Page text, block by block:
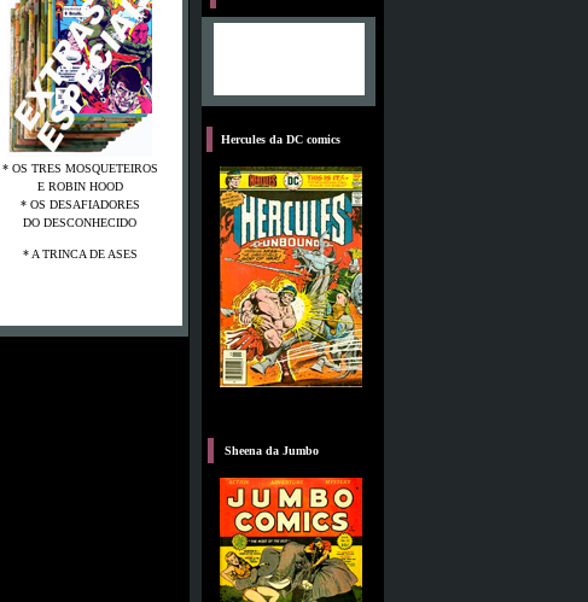
* OS TRES MOSQUETEIROS
E ROBIN HOOD
* OS DESAFIADORES
DO DESCONHECIDO
* A TRINCA DE ASES
Hercules da DC comics
Sheena da Jumbo